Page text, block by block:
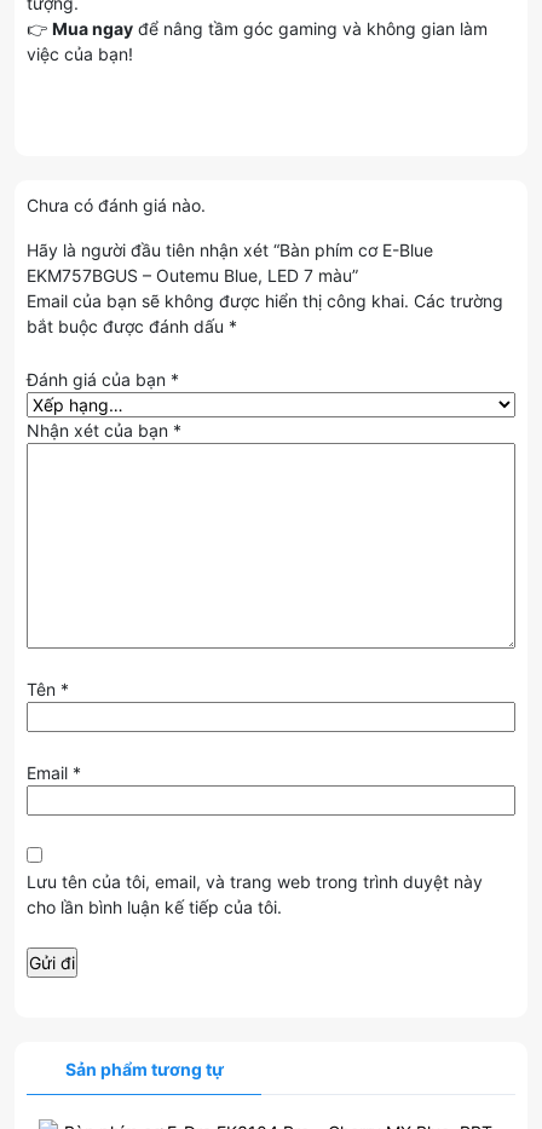
👉 Mua ngay để nâng tầm góc gaming và không gian làm
việc của bạn!
Chưa có đánh giá nào.
Hãy là người đầu tiên nhận xét “Bàn phím cơ E-Blue
EKM757BGUS – Outemu Blue, LED 7 màu”
Email của bạn sẽ không được hiển thị công khai. Các trường
bắt buộc được đánh dấu *
Đánh giá của bạn *
Nhận xét của bạn *
Tên *
Email *
Lưu tên của tôi, email, và trang web trong trình duyệt này
cho lần bình luận kế tiếp của tôi.
Sản phẩm tương tự